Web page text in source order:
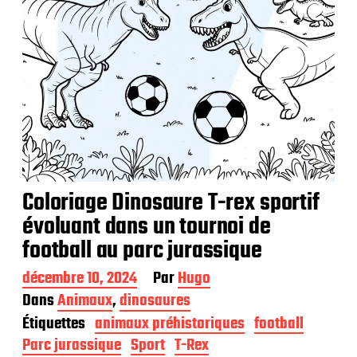
Coloriage Dinosaure T-rex sportif
évoluant dans un tournoi de
football au parc jurassique
D
a
t
e
d
décembre 10, 2024 ParHugo
DansAnimaux,dinosaures
Étiquettes animaux préhistoriques football
Parc jurassique Sport T-Rex